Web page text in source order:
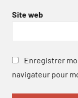
Site web
Enregistrer
navigateur pour